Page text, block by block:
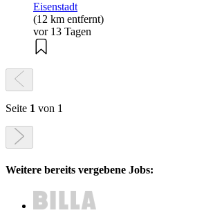
Eisenstadt
(12 km entfernt)
vor 13 Tagen
Seite 1 von 1
Weitere bereits vergebene Jobs: